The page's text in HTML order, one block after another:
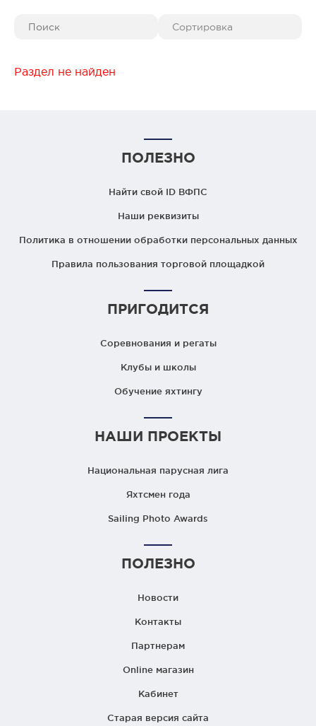
Раздел не найден
ПОЛЕЗНО
Найти свой ID ВФПС
Наши реквизиты
Политика в отношении обработки персональных данных
Правила пользования торговой площадкой
ПРИГОДИТСЯ
Соревнования и регаты
Клубы и школы
Обучение яхтингу
НАШИ ПРОЕКТЫ
Национальная парусная лига
Яхтсмен года
Sailing Photo Awards
ПОЛЕЗНО
Новости
Контакты
Партнерам
Online магазин
Кабинет
Старая версия сайта